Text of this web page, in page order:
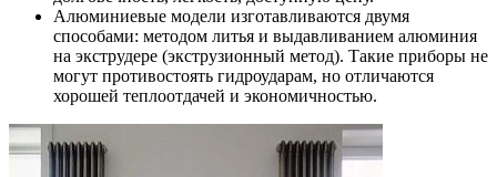
Алюминиевые модели изготавливаются двумя
способами: методом литья и выдавливанием алюминия
на экструдере (экструзионный метод). Такие приборы не
могут противостоять гидроударам, но отличаются
хорошей теплоотдачей и экономичностью.